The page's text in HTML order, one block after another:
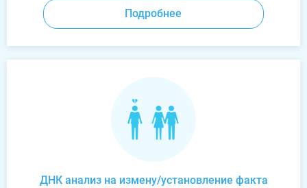
Подробнее
ДНК анализ на измену/установление факта